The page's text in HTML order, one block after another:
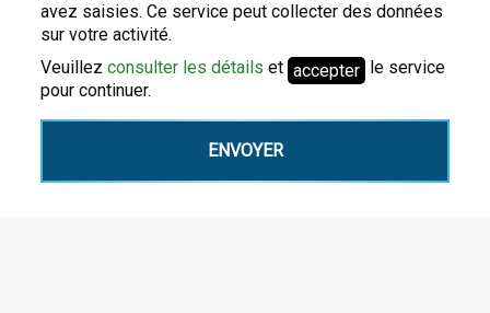
avez saisies. Ce service peut collecter des données
sur votre activité.
Veuillez consulter les détails et accepter le service
pour continuer.